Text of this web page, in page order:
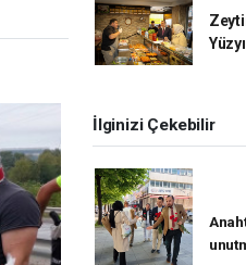
İlginizi Çekebilir